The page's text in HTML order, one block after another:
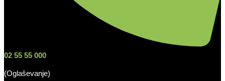
02 55 55 000
(Oglaševanje)